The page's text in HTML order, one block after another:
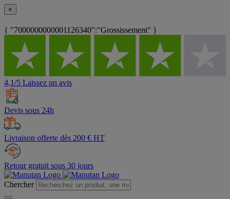
×
{ "7000000000001126340":"Grossissement" }
4,1/5 Laissez un avis
Devis sous 24h
Livraison offerte dès 200 € HT
Retour gratuit sous 30 jours
Chercher